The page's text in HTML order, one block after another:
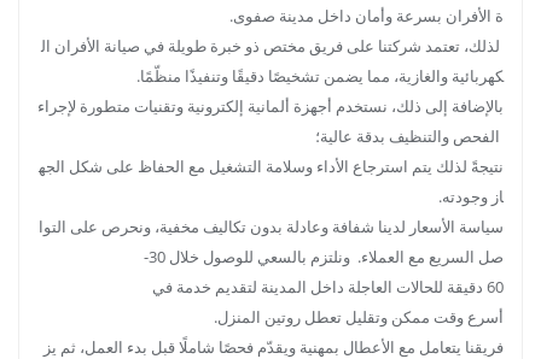
ة الأفران بسرعة وأمان داخل مدينة صفوى.
لذلك، تعتمد شركتنا على فريق مختص ذو خبرة طويلة في صيانة الأفران ال
كهربائية والغازية، مما يضمن تشخيصًا دقيقًا وتنفيذًا منظّمًا.
بالإضافة إلى ذلك، نستخدم أجهزة ألمانية إلكترونية وتقنيات متطورة لإجراء
الفحص والتنظيف بدقة عالية؛
نتيجةً لذلك يتم استرجاع الأداء وسلامة التشغيل مع الحفاظ على شكل الجه
از وجودته.
سياسة الأسعار لدينا شفافة وعادلة بدون تكاليف مخفية، ونحرص على التوا
صل السريع مع العملاء. ونلتزم بالسعي للوصول خلال 30-
60 دقيقة للحالات العاجلة داخل المدينة لتقديم خدمة في
أسرع وقت ممكن وتقليل تعطل روتين المنزل.
فريقنا يتعامل مع الأعطال بمهنية ويقدّم فحصًا شاملًا قبل بدء العمل، ثم يز